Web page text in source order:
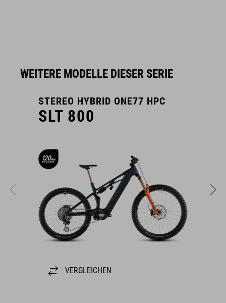
WEITERE MODELLE DIESER SERIE
STEREO HYBRID ONE77 HPC
SLT 800
VERGLEICHEN